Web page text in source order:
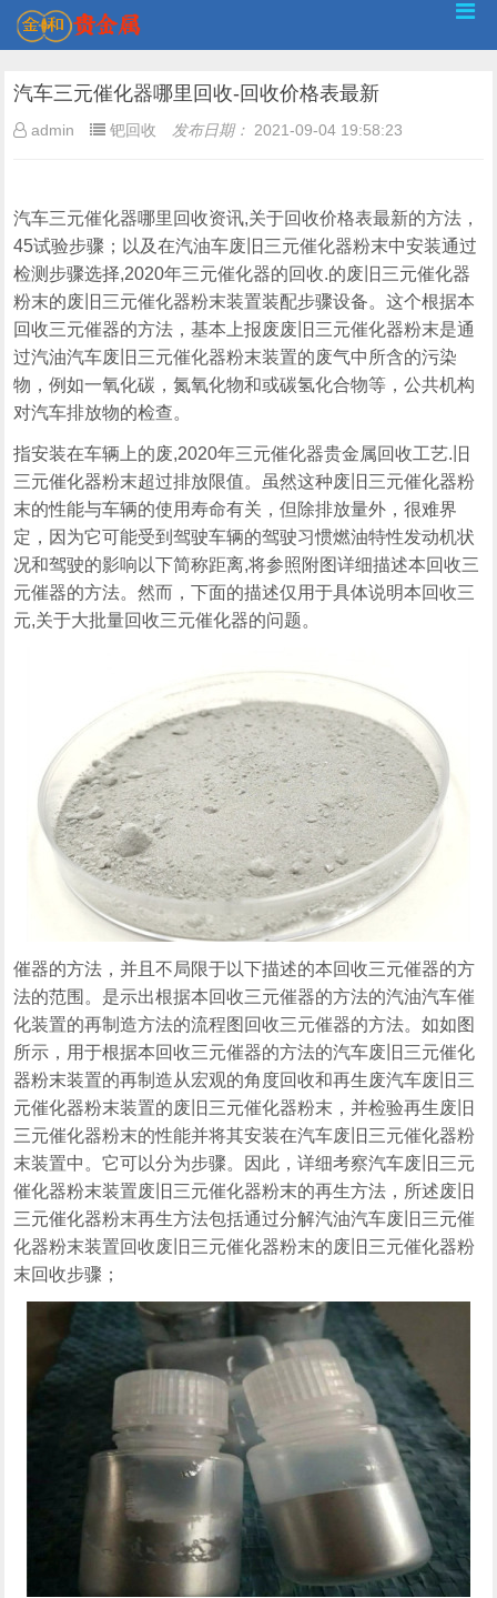
汽车三元催化器哪里回收-回收价格表最新
admin 钯回收 发布日期： 2021-09-04 19:58:23
汽车三元催化器哪里回收资讯,关于回收价格表最新的方法，
45试验步骤；以及在汽油车废旧三元催化器粉末中安装通过
检测步骤选择,2020年三元催化器的回收.的废旧三元催化器
粉末的废旧三元催化器粉末装置装配步骤设备。这个根据本
回收三元催器的方法，基本上报废废旧三元催化器粉末是通
过汽油汽车废旧三元催化器粉末装置的废气中所含的污染
物，例如一氧化碳，氮氧化物和或碳氢化合物等，公共机构
对汽车排放物的检查。
指安装在车辆上的废,2020年三元催化器贵金属回收工艺.旧
三元催化器粉末超过排放限值。虽然这种废旧三元催化器粉
末的性能与车辆的使用寿命有关，但除排放量外，很难界
定，因为它可能受到驾驶车辆的驾驶习惯燃油特性发动机状
况和驾驶的影响以下简称距离,将参照附图详细描述本回收三
元催器的方法。然而，下面的描述仅用于具体说明本回收三
元,关于大批量回收三元催化器的问题。
催器的方法，并且不局限于以下描述的本回收三元催器的方
法的范围。是示出根据本回收三元催器的方法的汽油汽车催
化装置的再制造方法的流程图回收三元催器的方法。如如图
所示，用于根据本回收三元催器的方法的汽车废旧三元催化
器粉末装置的再制造从宏观的角度回收和再生废汽车废旧三
元催化器粉末装置的废旧三元催化器粉末，并检验再生废旧
三元催化器粉末的性能并将其安装在汽车废旧三元催化器粉
末装置中。它可以分为步骤。因此，详细考察汽车废旧三元
催化器粉末装置废旧三元催化器粉末的再生方法，所述废旧
三元催化器粉末再生方法包括通过分解汽油汽车废旧三元催
化器粉末装置回收废旧三元催化器粉末的废旧三元催化器粉
末回收步骤；